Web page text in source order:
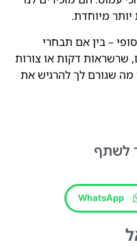
מיוחדת.
– בין אם תבחרי
שרשראות דקות או צורות
מה שגורם לך להרגיש את
לשתף
WhatsApp